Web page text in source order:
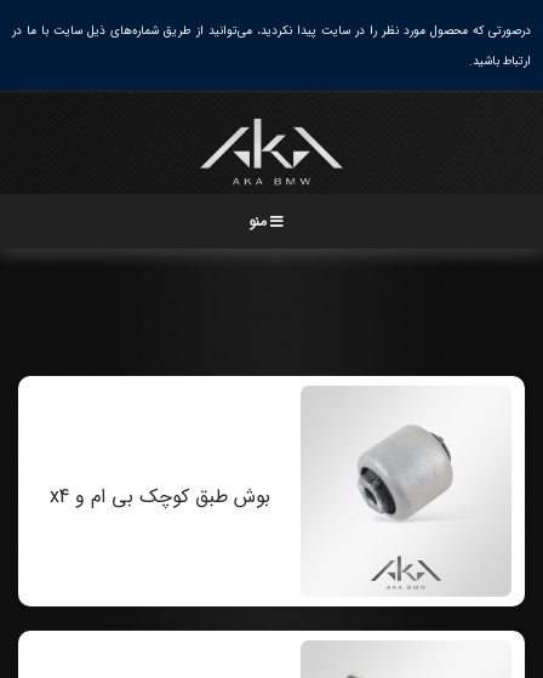
to
content
درصورتی که محصول مورد نظر را در سایت پیدا نکردید، می‌توانید از طریق شماره‌های ذیل سایت با ما در
ارتباط باشید.
منو
خانه / شاسی و موتور / طبق بی ام و
بوش طبق کوچک بی ام و x4